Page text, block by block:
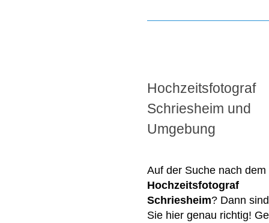
Hochzeitsfotograf
Schriesheim und
Umgebung
Auf der Suche nach dem
Hochzeitsfotograf
Schriesheim? Dann sind
Sie hier genau richtig!